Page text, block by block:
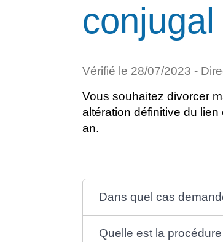
conjugal
Vérifié le 28/07/2023 -
Vous souhaitez divorcer
altération définitive du
an.
Dans quel cas
Quelle est la